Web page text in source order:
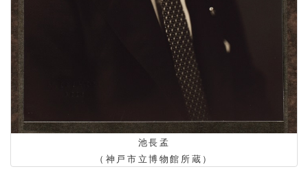
池長孟
（神戸市立博物館所蔵）